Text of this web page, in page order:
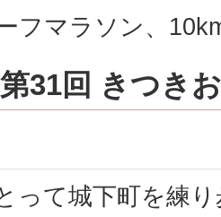
フマラソン、
31回 きつき
って城下町を練